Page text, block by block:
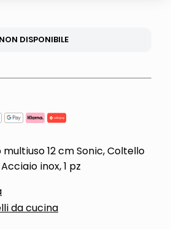
NON DISPONIBILE
12 cm Sonic, Coltello
inox, 1 pz
da cucina